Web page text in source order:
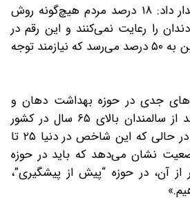
ظفرقندی همچنین هشدار داد: ۱۸ درصد مردم هیچ‌گونه روش
را رعایت نمی‌کنند و این رقم در
دهک‌های اقتصادی پایین به ۵۰ درصد می‌رسد که نیازمند توجه
جدی در حوزه بهداشت دهان و
دندان، گفت: «۵۵ درصد از سالمندان بالای ۶۵ سال در کشور
کاملاً بی‌دندان هستند؛ در حالی که این شاخص در دنیا ۲۵ تا
نشان می‌دهد که باید در حوزه
آن، در حوزه “پیش از پیشگیری”،